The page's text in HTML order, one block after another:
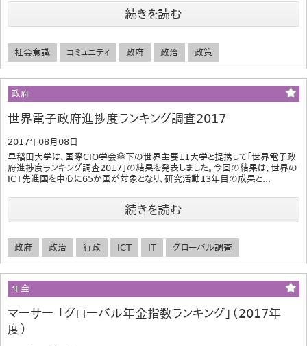
続きを読む
社会意識 コミュニティ 政府 政治 政策
政府
世界電子政府進捗度ランキング調査2017
2017年08月08日
早稲田大学は、国際CIO学会傘下の世界主要11大学と提携して「世界電子政
府進捗度ランキング調査2017」の結果を発表しました。今回の結果は、世界の
ICT先進国を中心に65か国が対象となり、研究活動13年目の成果と...
続きを読む
政府 政治 行政 ICT IT グローバル調査
年金
マーサー 「グローバル年金指数ランキング」（2017年
度）